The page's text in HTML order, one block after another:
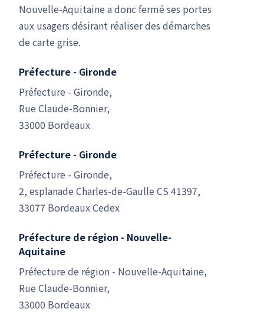
Nouvelle-Aquitaine a donc fermé ses portes
aux usagers désirant réaliser des démarches
de carte grise.
Préfecture - Gironde
Préfecture - Gironde,
Rue Claude-Bonnier,
33000 Bordeaux
Préfecture - Gironde
Préfecture - Gironde,
2, esplanade Charles-de-Gaulle CS 41397,
33077 Bordeaux Cedex
Préfecture de région - Nouvelle-
Aquitaine
Préfecture de région - Nouvelle-Aquitaine,
Rue Claude-Bonnier,
33000 Bordeaux